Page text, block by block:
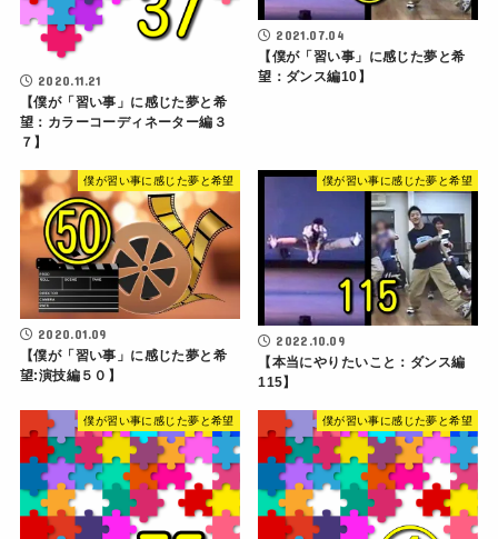
2020.11.21
【僕が「習い事」に感じた夢と希
望：カラーコーディネーター編３
７】
2021.07.04
【僕が「習い事」に感じた夢と希
望：ダンス編10】
僕が習い事に感じた夢と希望
2020.01.09
【僕が「習い事」に感じた夢と希
望:演技編５０】
僕が習い事に感じた夢と希望
2022.10.09
【本当にやりたいこと：ダンス編
115】
僕が習い事に感じた夢と希望 僕が習い事に感じた夢と希望